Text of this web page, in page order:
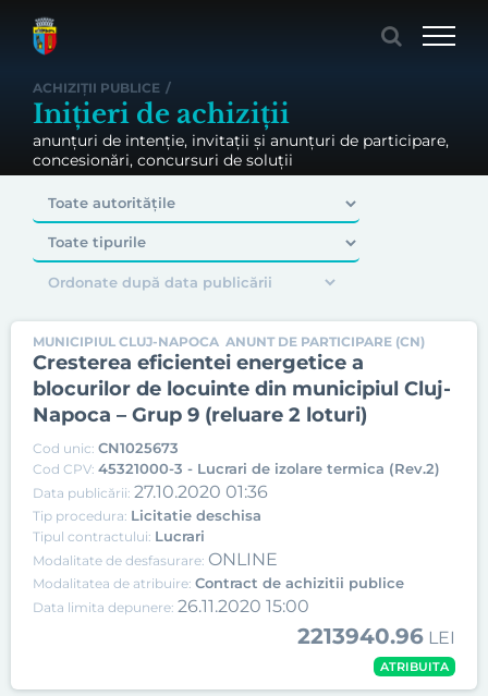
ACHIZIȚII PUBLICE /
Inițieri de achiziții
anunțuri de intenție, invitații și anunțuri de participare,
concesionări, concursuri de soluții
MUNICIPIUL CLUJ-NAPOCA ANUNT DE PARTICIPARE (CN)
Cresterea eficientei energetice a
blocurilor de locuinte din municipiul Cluj-
Napoca – Grup 9 (reluare 2 loturi)
Cod unic: CN1025673
Cod CPV: 45321000-3 - Lucrari de izolare termica (Rev.2)
Data publicării: 27.10.2020 01:36
Tip procedura: Licitatie deschisa
Tipul contractului: Lucrari
Modalitate de desfasurare: ONLINE
Modalitatea de atribuire: Contract de achizitii publice
Data limita depunere: 26.11.2020 15:00
2213940.96 LEI
ATRIBUITA